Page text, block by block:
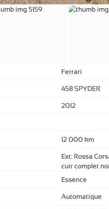
Ferrari
458 SPYDER
2012
12 000 km
Ext: Rossa
cuir complet
Essence
Automatique